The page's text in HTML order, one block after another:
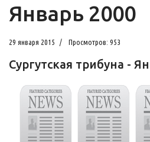
Январь 2000
29 января 2015 Просмотров: 953
Сургутская трибуна -